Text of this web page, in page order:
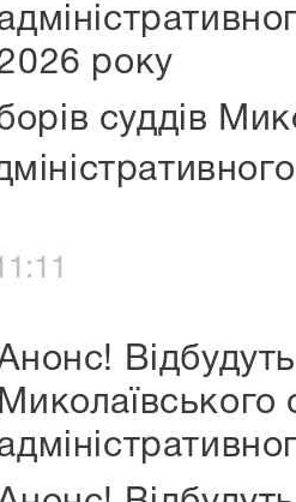
року
суддів
Миколаївського